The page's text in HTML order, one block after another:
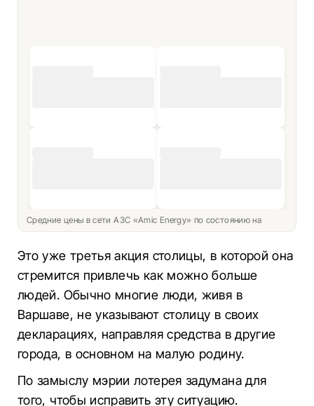
Средние цены в сети АЗС «Amic Energy» по состоянию на
Это уже третья акция столицы, в которой она
стремится привлечь как можно больше
людей. Обычно многие люди, живя в
Варшаве, не указывают столицу в своих
декларациях, направляя средства в другие
города, в основном на малую родину.
По замыслу мэрии лотерея задумана для
того, чтобы исправить эту ситуацию.